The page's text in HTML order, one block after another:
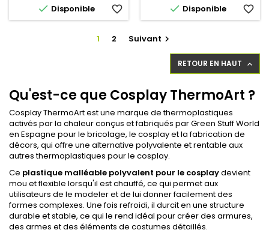
 Disponible favorite_border  Disponible favorite_border
1 2 Suivant 
RETOUR EN HAUT 
Qu'est-ce que Cosplay ThermoArt ?
Cosplay ThermoArt est une marque de thermoplastiques
activés par la chaleur conçus et fabriqués par Green Stuff World
en Espagne pour le bricolage, le cosplay et la fabrication de
décors, qui offre une alternative polyvalente et rentable aux
autres thermoplastiques pour le cosplay.
Ce plastique malléable polyvalent pour le cosplaydevient
mou et flexible lorsqu'il est chauffé, ce qui permet aux
utilisateurs de le modeler et de lui donner facilement des
formes complexes. Une fois refroidi, il durcit en une structure
durable et stable, ce qui le rend idéal pour créer des armures,
des armes et des éléments de costumes détaillés.